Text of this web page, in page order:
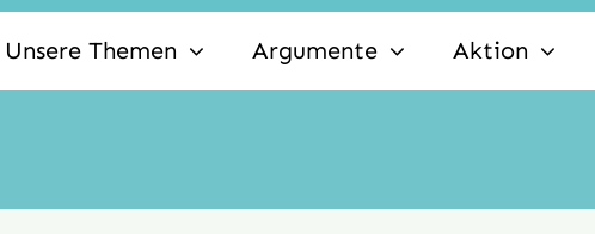
Unsere Themen Argumente Aktion